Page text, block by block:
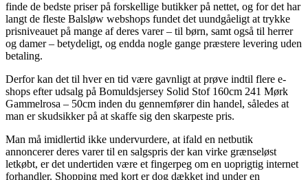
finde de bedste priser på forskellige butikker på nettet, og for det har
langt de fleste Balsløw webshops fundet det uundgåeligt at trykke
prisniveauet på mange af deres varer – til børn, samt også til herrer
og damer – betydeligt, og endda nogle gange præstere levering uden
betaling.
Derfor kan det til hver en tid være gavnligt at prøve indtil flere e-
shops efter udsalg på Bomuldsjersey Solid Stof 160cm 241 Mørk
Gammelrosa – 50cm inden du gennemfører din handel, således at
man er skudsikker på at skaffe sig den skarpeste pris.
Man må imidlertid ikke undervurdere, at ifald en netbutik
annoncerer deres varer til en salgspris der kan virke grænseløst
letkøbt, er det undertiden være et fingerpeg om en uoprigtig internet
forhandler. Shopping med kort er dog dækket ind under en